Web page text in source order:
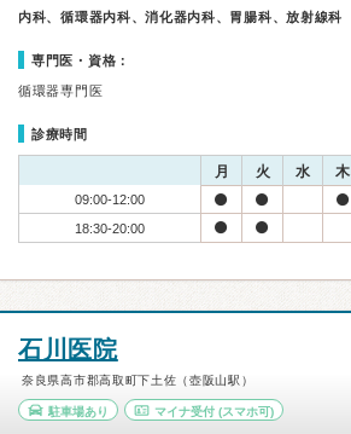
内科、循環器内科、消化器内科、胃腸科、放射線科
専門医・資格：
循環器専門医
診療時間
月 火 水 木
09:00-12:00
18:30-20:00
石川医院
奈良県高市郡高取町下土佐（壺阪山駅）
駐車場あり マイナ受付(スマホ可)